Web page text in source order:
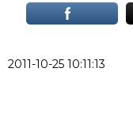
2011-10-25 10:11:13